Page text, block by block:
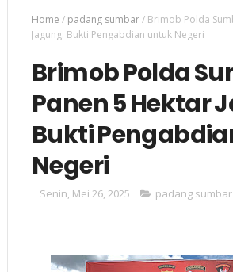
Home / padang sumbar/ Brimob Polda
Jagung: Bukti Pengabdian untuk Negeri
Brimob Polda
Panen 5 Hektar
Bukti
Negeri
Senin, Mei 26, 2025 padang sumbar